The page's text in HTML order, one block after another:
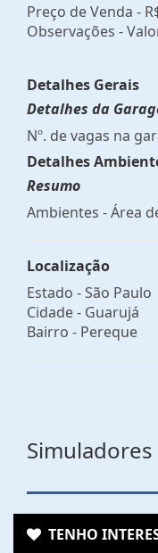
Preço de Venda -
Observações -
Detalhes Gerais
Detalhes da
Nº. de vagas na
Detalhes
Resumo
Ambientes - Área
Localização
Estado -São Paulo
Cidade - Guarujá
Bairro - Pereque
Simuladores
TENHO